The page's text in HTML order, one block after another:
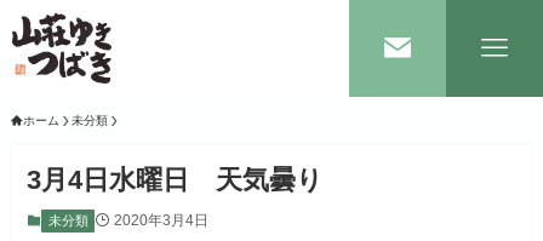
ホーム 未分類
3月4日水曜日 天気曇り
未分類 2020年3月4日